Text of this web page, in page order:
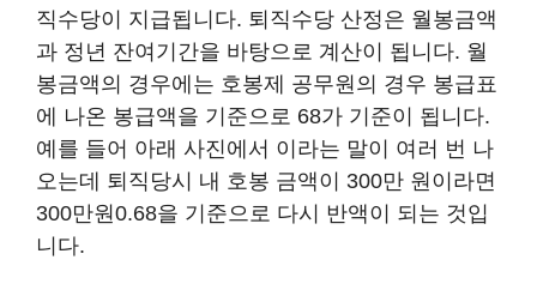
직수당이 지급됩니다. 퇴직수당 산정은 월봉금액
과 정년 잔여기간을 바탕으로 계산이 됩니다. 월
봉금액의 경우에는 호봉제 공무원의 경우 봉급표
에 나온 봉급액을 기준으로 68가 기준이 됩니다.
예를 들어 아래 사진에서 이라는 말이 여러 번 나
오는데 퇴직당시 내 호봉 금액이 300만 원이라면
300만원0.68을 기준으로 다시 반액이 되는 것입
니다.